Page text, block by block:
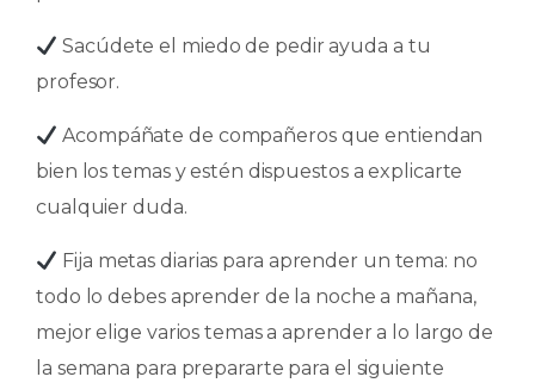
Sacúdete el miedo de pedir ayuda a tu
profesor.
Acompáñate de compañeros que entiendan
bien los temas y estén dispuestos a explicarte
cualquier duda.
Fija metas diarias para aprender un tema: no
todo lo debes aprender de la noche a mañana,
mejor elige varios temas a aprender a lo largo de
la semana para prepararte para el siguiente